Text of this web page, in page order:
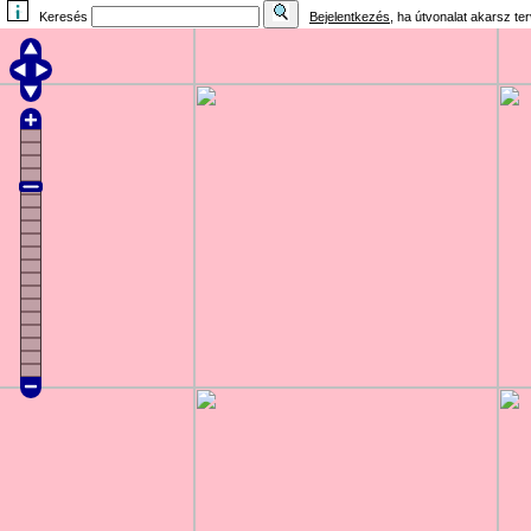
Keresés Bejelentkezés , ha útvonalat akarsz